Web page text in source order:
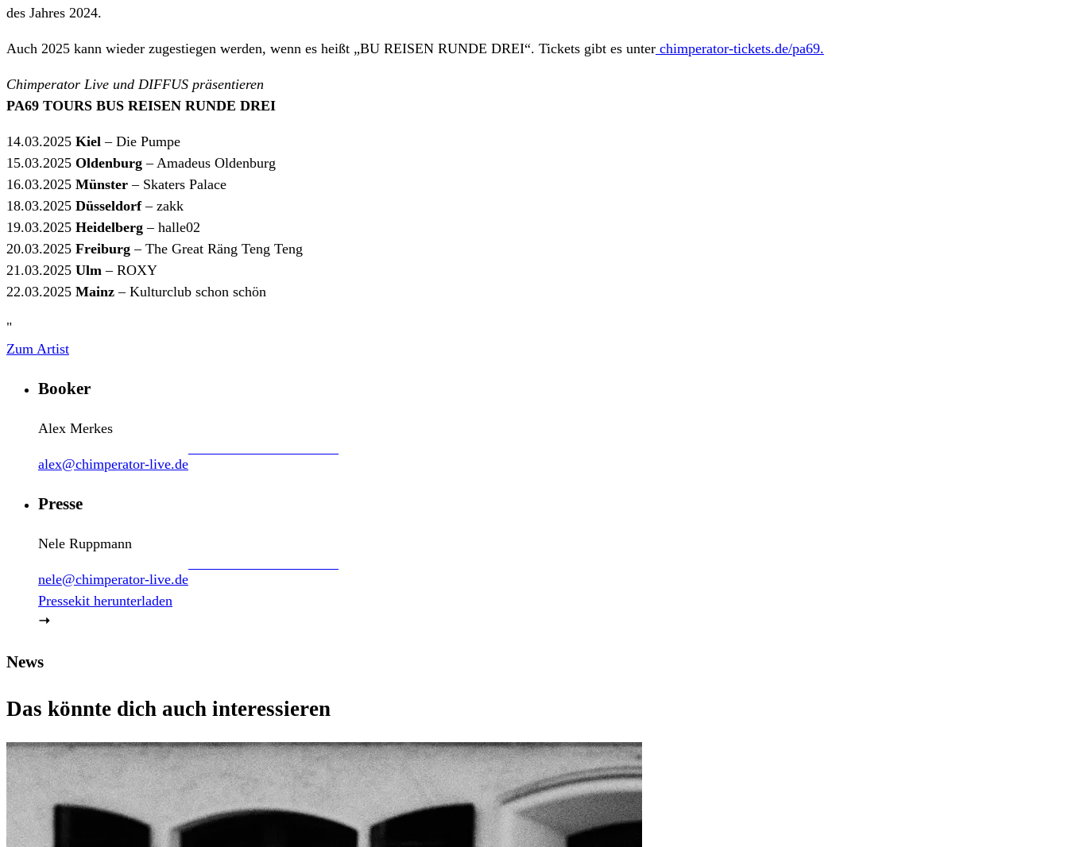
des Jahres 2024.
Auch 2025 kann wieder zugestiegen werden, wenn es heißt „BU REISEN RUNDE DREI“. Tickets gibt es unter chimperator-tickets.de/pa69.
Chimperator Live und DIFFUS präsentieren
PA69 TOURS BUS REISEN RUNDE DREI
14.03.2025 Kiel – Die Pumpe
15.03.2025 Oldenburg – Amadeus Oldenburg
16.03.2025 Münster – Skaters Palace
18.03.2025 Düsseldorf– zakk
19.03.2025 Heidelberg – halle02
20.03.2025 Freiburg – The Great Räng Teng Teng
21.03.2025 Ulm – ROXY
22.03.2025 Mainz – Kulturclub schon schön
"
Zum Artist
Booker
Alex Merkes
alex@chimperator-live.de
Presse
Nele Ruppmann
nele@chimperator-live.de
Pressekit herunterladen
News
Das könnte dich auch interessieren